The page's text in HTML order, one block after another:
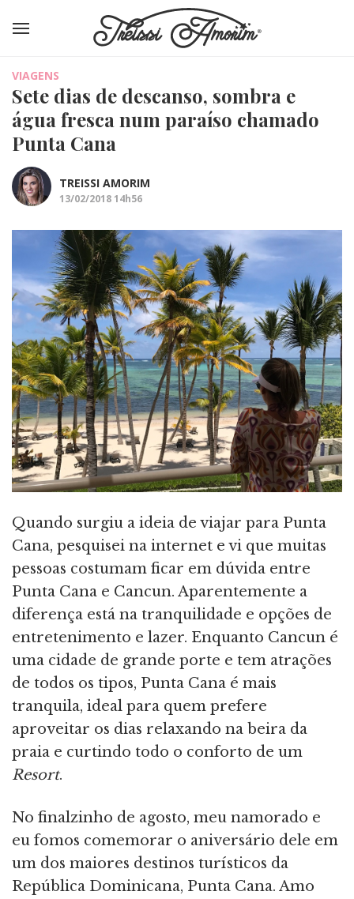
VIAGENS
Sete dias de descanso, sombra e
água fresca num paraíso chamado
Punta Cana
TREISSI AMORIM
13/02/2018 14h56
Quando surgiu a ideia de viajar para Punta
Cana, pesquisei na internet e vi que muitas
pessoas costumam ficar em dúvida entre
Punta Cana e Cancun. Aparentemente a
diferença está na tranquilidade e opções de
entretenimento e lazer. Enquanto Cancun é
uma cidade de grande porte e tem atrações
de todos os tipos, Punta Cana é mais
tranquila, ideal para quem prefere
aproveitar os dias relaxando na beira da
praia e curtindo todo o conforto de um
Resort.
No finalzinho de agosto, meu namorado e
eu fomos comemorar o aniversário dele em
um dos maiores destinos turísticos da
República Dominicana, Punta Cana. Amo